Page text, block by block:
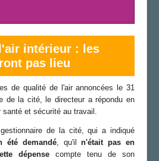
intérieur : les
pas lieu
de qualité de l'air annoncées le 31
de la cité, le directeur a répondu en
santé et sécurité au travail.
de la cité, qui a indiqué
été demandé, qu'iln'était pas en
dépense compte tenu de son